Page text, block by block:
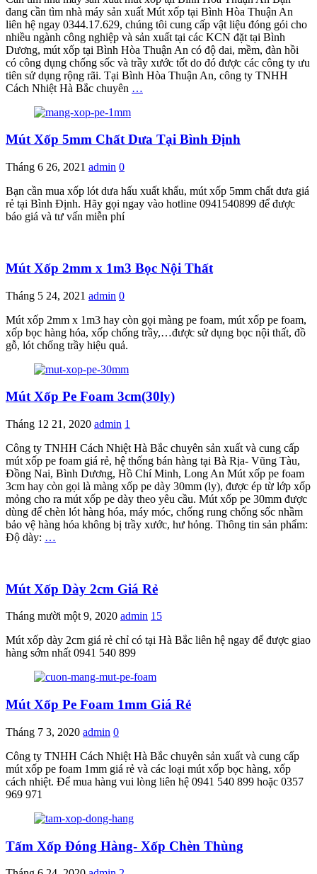
đang cần tìm nhà máy sản xuất Mút xốp tại Bình Hòa Thuận An
liên hệ ngay 0344.17.629, chúng tôi cung cấp vật liệu đóng gói cho
nhiều ngành công nghiệp và sản xuất tại các KCN đặt tại Bình
Dương, mút xốp tại Bình Hòa Thuận An có độ dai, mềm, đàn hồi
có công dụng chống sốc và trầy xước tốt do đó được các công ty ưu
tiên sử dụng rộng rãi. Tại Bình Hòa Thuận An, công ty TNHH
Cách Nhiệt Hà Bắc chuyên …
Mút Xốp 5mm Chất Dưa Tại Bình Định
Tháng 6 26, 2021 admin 0
Bạn cần mua xốp lót dưa hấu xuất khẩu, mút xốp 5mm chất dưa giá
rẻ tại Bình Định. Hãy gọi ngay vào hotline 0941540899 để được
báo giá và tư vấn miễn phí
Mút Xốp 2mm x 1m3 Bọc Nội Thất
Tháng 5 24, 2021 admin 0
Mút xốp 2mm x 1m3 hay còn gọi màng pe foam, mút xốp pe foam,
xốp bọc hàng hóa, xốp chống trầy,…được sử dụng bọc nội thất, đồ
gỗ, lót chống trầy hiệu quả.
Mút Xốp Pe Foam 3cm(30ly)
Tháng 12 21, 2020 admin 1
Công ty TNHH Cách Nhiệt Hà Bắc chuyên sản xuất và cung cấp
mút xốp pe foam giá rẻ, hệ thống bán hàng tại Bà Rịa- Vũng Tàu,
Đồng Nai, Bình Dương, Hồ Chí Minh, Long An Mút xốp pe foam
3cm hay còn gọi là màng xốp pe dày 30mm (ly), được ép từ lớp xốp
mỏng cho ra mút xốp pe dày theo yêu cầu. Mút xốp pe 30mm được
dùng để chèn lót hàng hóa, máy móc, chống rung chống sốc nhầm
bảo vệ hàng hóa không bị trầy xước, hư hỏng. Thông tin sản phẩm:
Độ dày: …
Mút Xốp Dày 2cm Giá Rẻ
Tháng mười một 9, 2020 admin 15
Mút xốp dày 2cm giá rẻ chỉ có tại Hà Bắc liên hệ ngay để được giao
hàng sớm nhất 0941 540 899
Mút Xốp Pe Foam 1mm Giá Rẻ
Tháng 7 3, 2020 admin 0
Công ty TNHH Cách Nhiệt Hà Bắc chuyên sản xuất và cung cấp
mút xốp pe foam 1mm giá rẻ và các loại mút xốp bọc hàng, xốp
cách nhiệt. Để mua hàng vui lòng liên hệ 0941 540 899 hoặc 0357
969 971
Tấm Xốp Đóng Hàng- Xốp Chèn Thùng